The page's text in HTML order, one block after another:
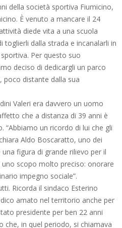
della società sportiva Fiumicino,
È venuto a mancare il 24
diede vita a una scuola
toglierli dalla strada e incanalarli in
Per questo suo
deciso di dedicargli un parco
poco distante dalla sua
Valeri era davvero un uomo
che a distanza di 39 anni è
“Abbiamo un ricordo di lui che gli
Aldo Boscaratto, uno dei
figura di grande rilievo per il
scopo molto preciso: onorare
impegno sociale”.
Ricorda il sindaco Esterino
amato nel territorio anche per
presidente per ben 22 anni
che, in quel periodo, si chiamava